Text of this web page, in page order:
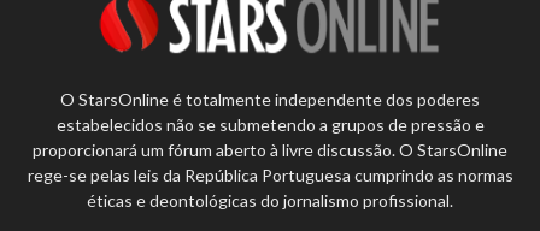
O StarsOnline é totalmente independente dos poderes
estabelecidos não se submetendo a grupos de pressão e
proporcionará um fórum aberto à livre discussão. O StarsOnline
rege-se pelas leis da República Portuguesa cumprindo as normas
éticas e deontológicas do jornalismo profissional.